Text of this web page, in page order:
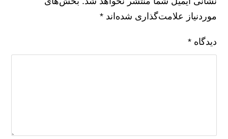
موردنیاز علامت‌گذاری شده‌اند*
دیدگاه*